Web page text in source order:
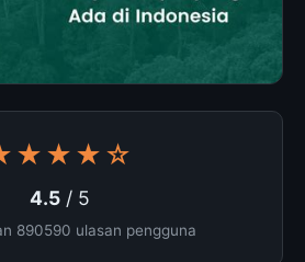
4.5/ 5
890590 ulasan pengguna